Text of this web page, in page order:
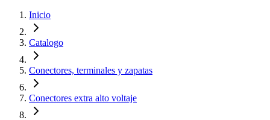
Inicio
Catalogo
Conectores, terminales y zapatas
Conectores extra alto voltaje